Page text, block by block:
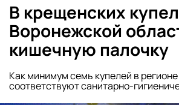
В крещенских
Воронежской
кишечную палочку
Как минимум семь купелей в
соответствуют санитарно-